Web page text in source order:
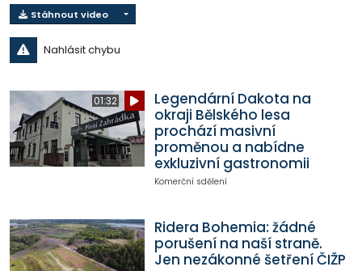
Stáhnout video
Nahlásit chybu
01:32
Legendární Dakota na
okraji Bělského lesa
prochází masivní
proměnou a nabídne
exkluzivní gastronomii
Komerční sdělení
Ridera Bohemia: žádné
porušení na naší straně.
Jen nezákonné šetření ČIŽP